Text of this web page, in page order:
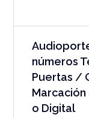
números
Puertas /
o Digital